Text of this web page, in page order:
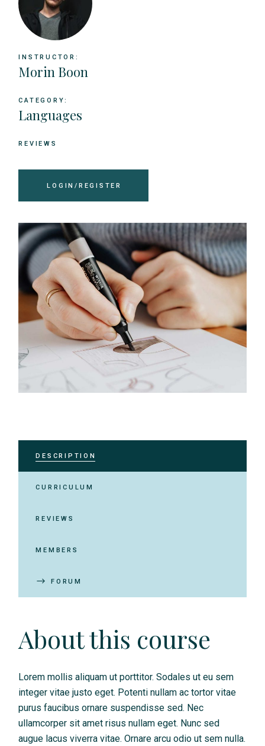
INSTRUCTOR:
Morin Boon
CATEGORY:
Languages
REVIEWS
LOGIN/REGISTER
DESCRIPTION
CURRICULUM
REVIEWS
MEMBERS
FORUM
About this course
Lorem mollis aliquam ut porttitor. Sodales ut eu sem
integer vitae justo eget. Potenti nullam ac tortor vitae
purus faucibus ornare suspendisse sed. Nec
ullamcorper sit amet risus nullam eget. Nunc sed
augue lacus viverra vitae. Ornare arcu odio ut sem nulla.